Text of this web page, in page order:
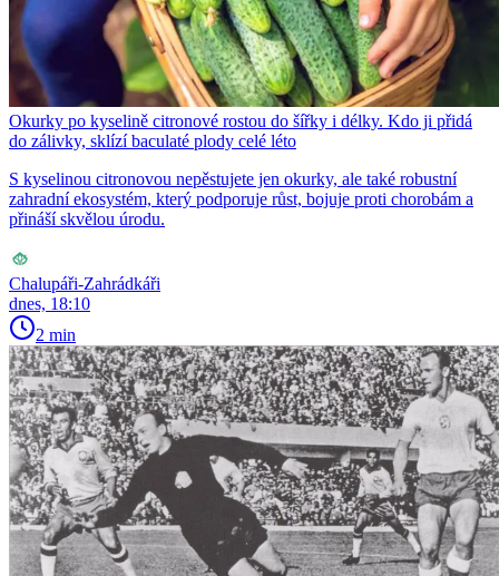
Okurky po kyselině citronové rostou do šířky i délky. Kdo ji přidá
do zálivky, sklízí baculaté plody celé léto
S kyselinou citronovou nepěstujete jen okurky, ale také robustní
zahradní ekosystém, který podporuje růst, bojuje proti chorobám a
přináší skvělou úrodu.
Chalupáři-Zahrádkáři
dnes, 18:10
2 min